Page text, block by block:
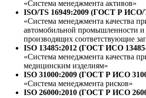
«Система менеджмента активов»
ISO/TS 16949:2009 (ГОСТ Р ИСО/
«Система менеджмента качества
автомобильной промышленности и
производящих соответствующие
ISO 13485:2012 (ГОСТ ИСО
«Система менеджмента качества
медицинским изделиям»
ISO 31000:2009 (ГОСТ Р ИСО
«Система менеджмента рисков»
ISO 26000:2010 (ГОСТ Р ИСО